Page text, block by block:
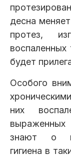
десна
протез,
воспаленных
будет
Особого
них
знают о
гигиена в